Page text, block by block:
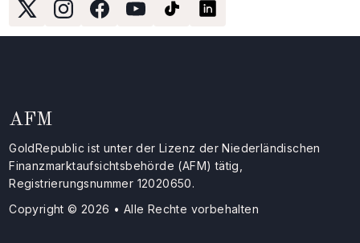
AFM
GoldRepublic ist unter der Lizenz der Niederländischen
Finanzmarktaufsichtsbehörde (AFM) tätig,
Registrierungsnummer 12020650.
Copyright © 2026 • Alle Rechte vorbehalten